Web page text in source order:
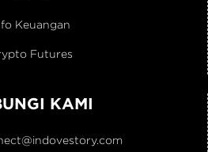
Keuangan
Futures
KAMI